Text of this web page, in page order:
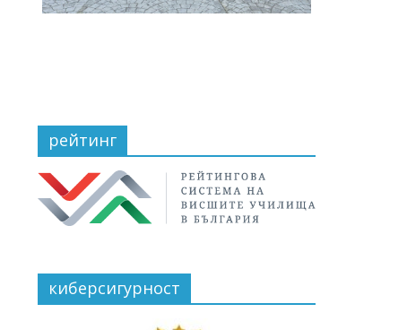
рейтинг
киберсигурност